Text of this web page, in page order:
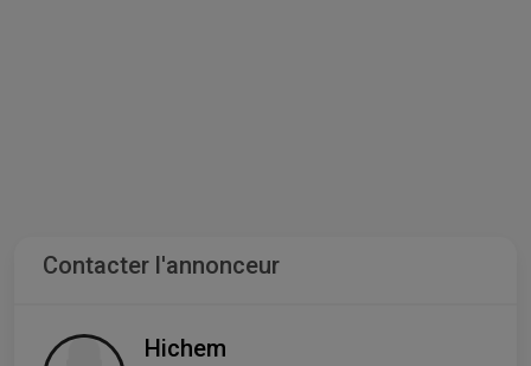
Contacter l'annonceur
Hichem